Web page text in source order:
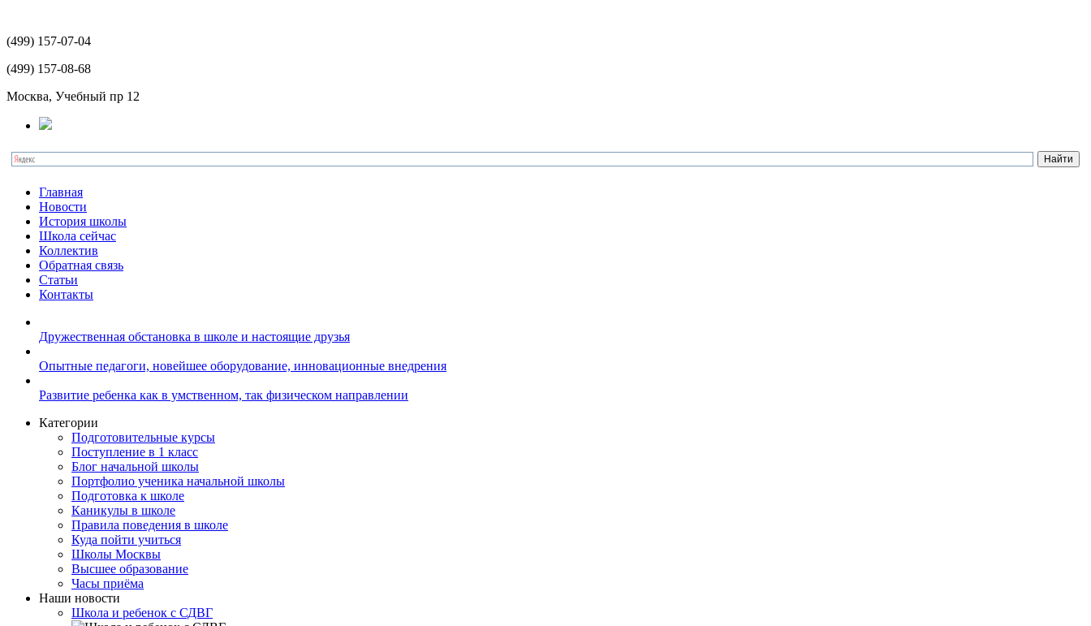
(499) 157-07-04
(499) 157-08-68
Москва, Учебный пр 12
Главная
Новости
История школы
Школа сейчас
Коллектив
Обратная связь
Статьи
Контакты
Дружественная обстановка в школе и настоящие друзья
Опытные педагоги, новейшее оборудование, инновационные внедрения
Развитие ребенка как в умственном, так физическом направлении
Категории
Подготовительные курсы
Поступление в 1 класс
Блог начальной школы
Портфолио ученика начальной школы
Подготовка к школе
Каникулы в школе
Правила поведения в школе
Куда пойти учиться
Школы Москвы
Высшее образование
Часы приёма
Наши новости
Школа и ребенок с СДВГ